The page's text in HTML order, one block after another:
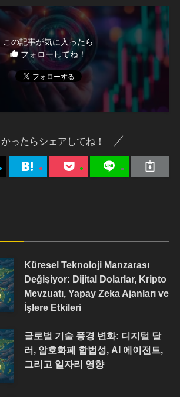
この記事が気に入ったら
フォローしてね！
かったらシェアしてね！
Küresel Teknoloji Manzarası
Değişiyor: Dijital Dolarlar, Kripto
Mevzuatı, Yapay Zeka Ajanları ve
İşlere Etkileri
글로벌 기술 풍경 변화: 디지털 달
러, 암호화폐 합법성, AI 에이전트,
그리고 일자리 영향